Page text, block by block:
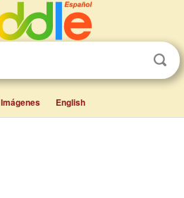
Imágenes English